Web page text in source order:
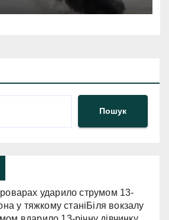
Пошук
ударило струмом 13-
у тяжкому станіБіля вокзалу